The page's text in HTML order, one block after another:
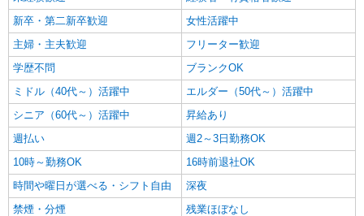
新卒・第二新卒歓迎
女性活躍中
主婦・主夫歓迎
フリーター歓迎
学歴不問
ブランクOK
ミドル（40代～）活躍中
エルダー（50代～）活躍中
シニア（60代～）活躍中
昇給あり
週払い
週2～3日勤務OK
10時～勤務OK
16時前退社OK
時間や曜日が選べる・シフト自由
深夜
禁煙・分煙
残業ほぼなし